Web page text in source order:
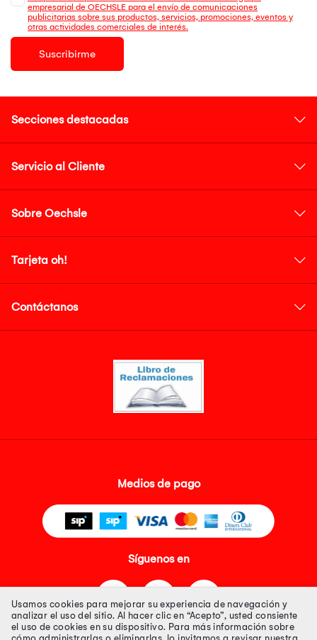
empresarial de OECHSLE para el envío de comunicaciones
publicitarias sobre sus productos, servicios, promociones, eventos y
otras actividades comerciales de interés.
Suscribirme
Secciones destacadas
Servicio al Cliente
Sobre Oechsle
Tarjeta oh!
Contáctanos
Medios de pago
Síguenos en
Usamos cookies para mejorar su experiencia de navegación y
analizar el uso del sitio. Al hacer clic en “Acepto”, usted consiente
el uso de cookies en su dispositivo. Para más información sobre